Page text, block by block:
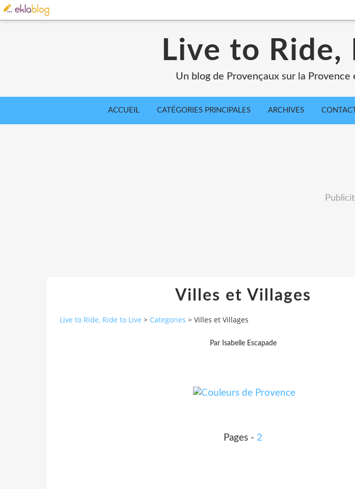
Live to
Un blog de Provençaux sur la
ACCUEIL CATÉGORIES PRINCIPALES ARCHIVES
Villes et Villages
Live to Ride, Ride to Live > Categories > Villes et Villages
Par Isabelle Escapade
Pages - 2